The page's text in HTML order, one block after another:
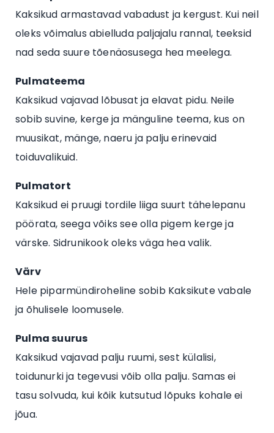
Kaksikud armastavad vabadust ja kergust. Kui neil
oleks võimalus abielluda paljajalu rannal, teeksid
nad seda suure tõenäosusega hea meelega.
Pulmateema
Kaksikud vajavad lõbusat ja elavat pidu. Neile
sobib suvine, kerge ja mänguline teema, kus on
muusikat, mänge, naeru ja palju erinevaid
toiduvalikuid.
Pulmatort
Kaksikud ei pruugi tordile liiga suurt tähelepanu
pöörata, seega võiks see olla pigem kerge ja
värske. Sidrunikook oleks väga hea valik.
Värv
Hele piparmündiroheline sobib Kaksikute vabale
ja õhulisele loomusele.
Pulma suurus
Kaksikud vajavad palju ruumi, sest külalisi,
toidunurki ja tegevusi võib olla palju. Samas ei
tasu solvuda, kui kõik kutsutud lõpuks kohale ei
jõua.